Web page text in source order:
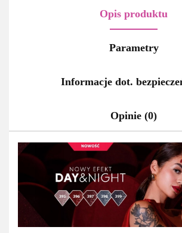
Opis produktu
Parametry
Informacje dot.
Opinie (0)